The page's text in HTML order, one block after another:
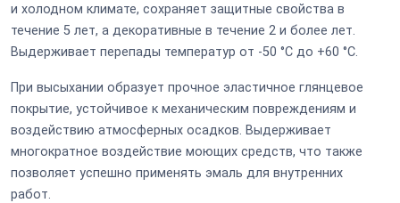
и холодном климате, сохраняет защитные свойства в
течение 5 лет, а декоративные в течение 2 и более лет.
Выдерживает перепады температур от -50 °C до +60 °C.
При высыхании образует прочное эластичное глянцевое
покрытие, устойчивое к механическим повреждениям и
воздействию атмосферных осадков. Выдерживает
многократное воздействие моющих средств, что также
позволяет успешно применять эмаль для внутренних
работ.